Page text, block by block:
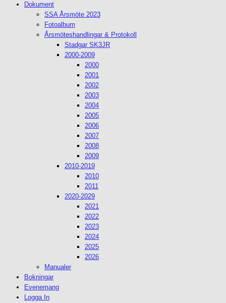
Dokument
SSA Årsmöte 2023
Fotoalbum
Årsmöteshandlingar & Protokoll
Stadgar SK3JR
2000-2009
2000
2001
2002
2003
2004
2005
2006
2007
2008
2009
2010-2019
2010
2011
2020-2029
2021
2022
2023
2024
2025
2026
Manualer
Bokningar
Evenemang
Logga In